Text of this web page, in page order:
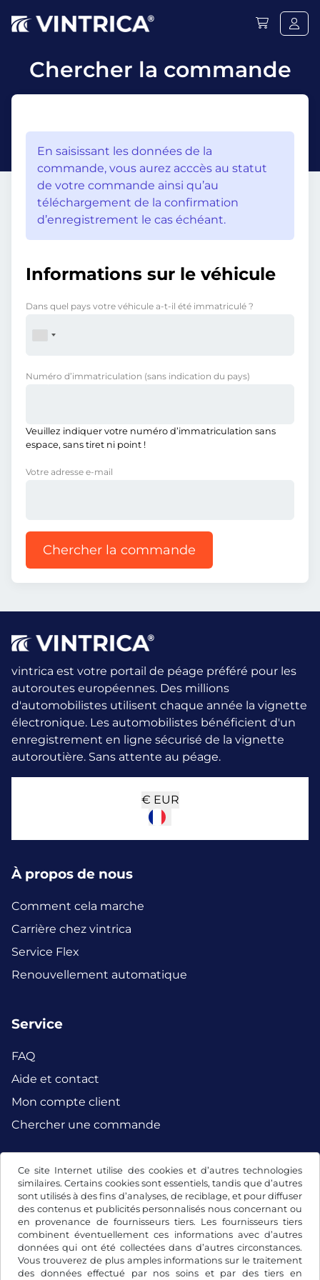
Ce site Internet utilise des cookies et d’autres technologies
similaires. Certains cookies sont essentiels, tandis que d’autres
sont utilisés à des fins d’analyses, de reciblage, et pour diffuser
des contenus et publicités personnalisés nous concernant ou
en provenance de fournisseurs tiers. Les fournisseurs tiers
combinent éventuellement ces informations avec d’autres
données qui ont été collectées dans d’autres circonstances.
Vous trouverez de plus amples informations sur le traitement
des données effectué par nos soins et par des tiers en
Chercher la commande
En saisissant les données de la
commande, vous aurez acccès au statut
de votre commande ainsi qu’au
téléchargement de la confirmation
d’enregistrement le cas échéant.
Informations sur le véhicule
Dans quel pays votre véhicule a-t-il été immatriculé ?
Numéro d’immatriculation (sans indication du pays)
Veuillez indiquer votre numéro d’immatriculation sans
espace, sans tiret ni point !
Votre adresse e-mail
Chercher la commande
vintrica est votre portail de péage préféré pour les
autoroutes européennes. Des millions
d'automobilistes utilisent chaque année la vignette
électronique. Les automobilistes bénéficient d'un
enregistrement en ligne sécurisé de la vignette
autoroutière. Sans attente au péage.
€ EUR
À propos de nous
Comment cela marche
Carrière chez vintrica
Service Flex
Renouvellement automatique
Service
FAQ
Aide et contact
Mon compte client
Chercher une commande
Facebook Instagram